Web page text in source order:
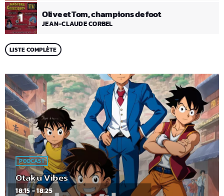
1 Olive et Tom, champions de foot
JEAN-CLAUDE CORBEL
LISTE COMPLÈTE
PODCAST
Otaku Vibes
18:15 - 18:25